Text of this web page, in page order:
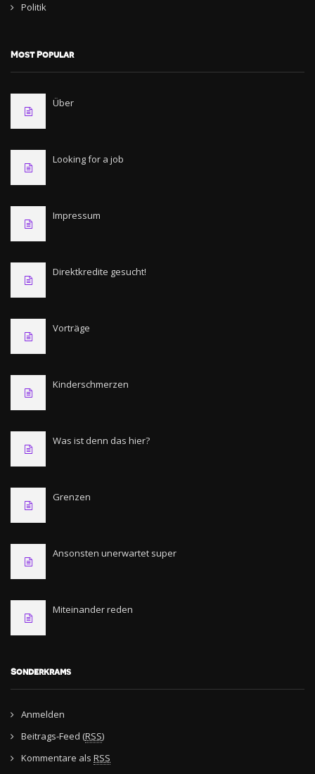
Politik
Most Popular
Über
Looking for a job
Impressum
Direktkredite gesucht!
Vorträge
Kinderschmerzen
Was ist denn das hier?
Grenzen
Ansonsten unerwartet super
Miteinander reden
Sonderkrams
Anmelden
Beitrags-Feed (RSS)
Kommentare als RSS